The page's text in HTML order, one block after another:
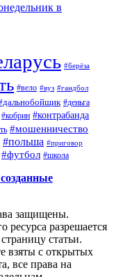
в
#берёза
#вело #вуз #гандбол
#деньга
#кобрин #контрабанда
#мошенничество
#польша #приговор
#футбол #школа
защищены.
ресурса разрешается
статьи.
взяты с открытых
все права на